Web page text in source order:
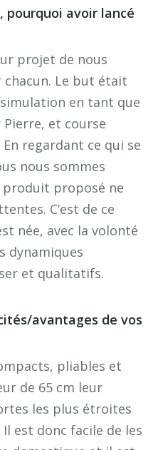
pourquoi avoir lancé
projet de nous
Le but était
en tant que
et course
regardant ce qui se
nous sommes
produit proposé ne
C’est de ce
née, avec la volonté
dynamiques
et qualitatifs.
avantages de vos
pliables et
de 65 cm leur
les plus étroites
est donc facile de les